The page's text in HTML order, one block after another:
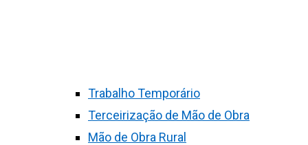
Trabalho Temporário
Terceirização de Mão de Obra
Mão de Obra Rural